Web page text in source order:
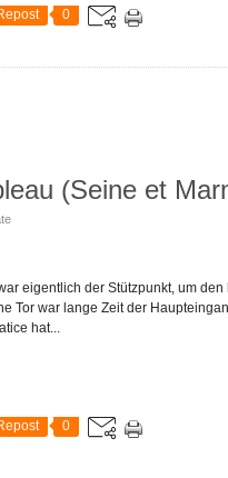
0
(Seine et
eigentlich der Stützpunkt, um
Tor war lange Zeit der
hat...
0